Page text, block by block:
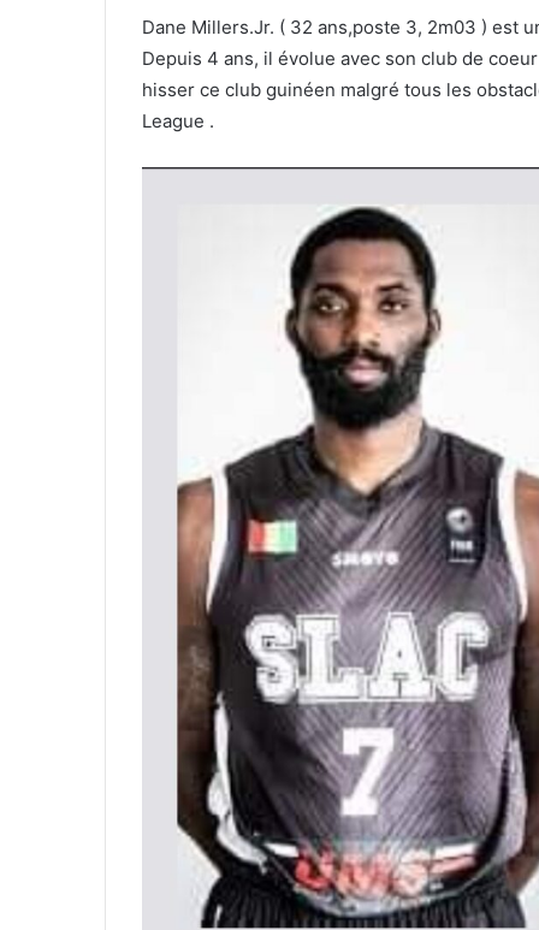
Dane Millers.Jr. ( 32 ans,poste 3, 2m03 ) est
Depuis 4 ans, il évolue avec son club de
hisser ce club guinéen malgré tous les
League .